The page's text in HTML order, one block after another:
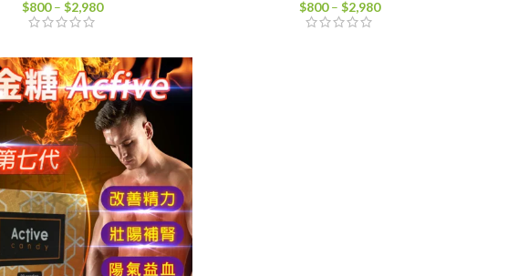
$800 – $2,980價
圍：
$800
到
$2,980
$800 – $2,980價